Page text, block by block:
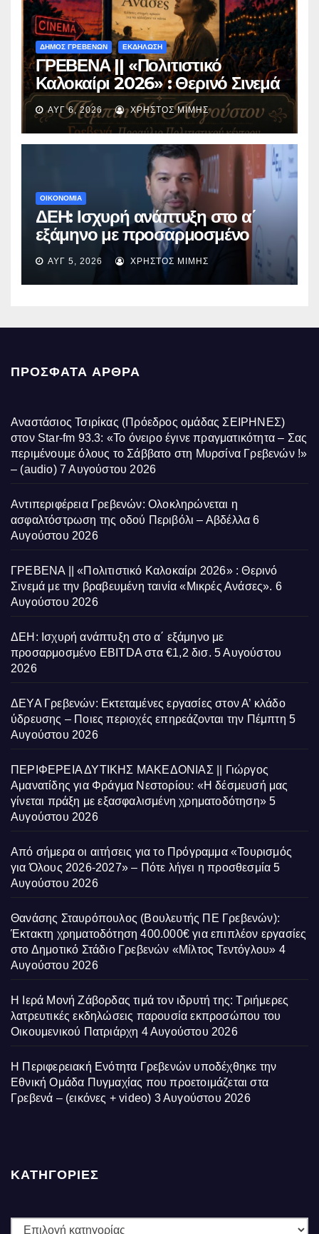
ΔΗΜΟΣ ΓΡΕΒΕΝΩΝ ΕΚΔΗΛΩΣΗ
ΓΡΕΒΕΝΑ || «Πολιτιστικό
Καλοκαίρι 2026» : Θερινό Σινεμά
με την βραβευμένη ταινία
«Μικρές Ανάσες».
ΑΥΓ 6, 2026 ΧΡΉΣΤΟΣ ΜΊΜΗΣ
ΟΙΚΟΝΟΜΙΑ
ΔΕΗ: Ισχυρή ανάπτυξη στο α΄
εξάμηνο με προσαρμοσμένο
EBITDA στα €1,2 δισ.
ΑΥΓ 5, 2026 ΧΡΉΣΤΟΣ ΜΊΜΗΣ
ΠΡΌΣΦΑΤΑ ΆΡΘΡΑ
Αναστάσιος Τσιρίκας (Πρόεδρος ομάδας ΣΕΙΡΗΝΕΣ)
στον Star-fm 93.3: «Το όνειρο έγινε πραγματικότητα – Σας
περιμένουμε όλους το Σάββατο στη Μυρσίνα Γρεβενών !»
– (audio) 7 Αυγούστου 2026
Αντιπεριφέρεια Γρεβενών: Ολοκληρώνεται η
ασφαλτόστρωση της οδού Περιβόλι – Αβδέλλα 6
Αυγούστου 2026
ΓΡΕΒΕΝΑ || «Πολιτιστικό Καλοκαίρι 2026» : Θερινό
Σινεμά με την βραβευμένη ταινία «Μικρές Ανάσες». 6
Αυγούστου 2026
ΔΕΗ: Ισχυρή ανάπτυξη στο α΄ εξάμηνο με
προσαρμοσμένο EBITDA στα €1,2 δισ. 5 Αυγούστου
2026
ΔΕΥΑ Γρεβενών: Εκτεταμένες εργασίες στον Α’ κλάδο
ύδρευσης – Ποιες περιοχές επηρεάζονται την Πέμπτη 5
Αυγούστου 2026
ΠΕΡΙΦΕΡΕΙΑ ΔΥΤΙΚΗΣ ΜΑΚΕΔΟΝΙΑΣ || Γιώργος
Αμανατίδης για Φράγμα Νεστορίου: «Η δέσμευσή μας
γίνεται πράξη με εξασφαλισμένη χρηματοδότηση» 5
Αυγούστου 2026
Από σήμερα οι αιτήσεις για το Πρόγραμμα «Τουρισμός
για Όλους 2026-2027» – Πότε λήγει η προσθεσμία 5
Αυγούστου 2026
Θανάσης Σταυρόπουλος (Βουλευτής ΠΕ Γρεβενών):
Έκτακτη χρηματοδότηση 400.000€ για επιπλέον εργασίες
στο Δημοτικό Στάδιο Γρεβενών «Μίλτος Τεντόγλου» 4
Αυγούστου 2026
Η Ιερά Μονή Ζάβορδας τιμά τον ιδρυτή της: Τριήμερες
λατρευτικές εκδηλώσεις παρουσία εκπροσώπου του
Οικουμενικού Πατριάρχη 4 Αυγούστου 2026
Η Περιφερειακή Ενότητα Γρεβενών υποδέχθηκε την
Εθνική Ομάδα Πυγμαχίας που προετοιμάζεται στα
Γρεβενά – (εικόνες + video) 3 Αυγούστου 2026
ΚΑΤΗΓΟΡΙΕΣ
ΚΑΤΗΓΟΡΙΕΣ